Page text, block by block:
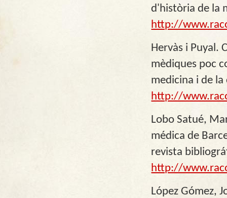
d'història de la
http://
Hervàs i Puyal.
mèdiques poc
medicina i de
http://
Lobo Satué,
médica de
revista
http://
López Gómez,